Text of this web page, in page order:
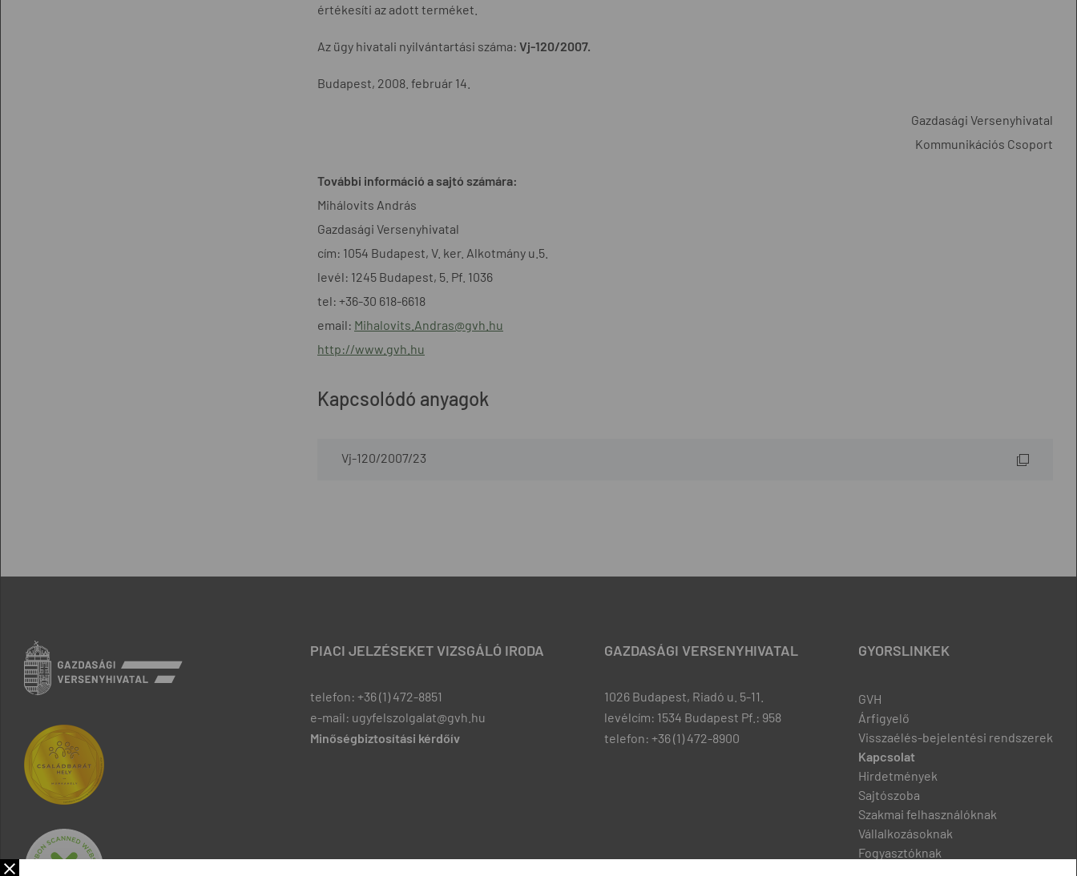
értékesíti az adott terméket.
Az ügy hivatali nyilvántartási száma: Vj-120/2007.
Budapest, 2008. február 14.
Gazdasági Versenyhivatal
Kommunikációs Csoport
További információ a sajtó számára:
Mihálovits András
Gazdasági Versenyhivatal
cím: 1054 Budapest, V. ker. Alkotmány u.5.
levél: 1245 Budapest, 5. Pf. 1036
tel: +36-30 618-6618
email: Mihalovits.Andras@gvh.hu
http://www.gvh.hu
Kapcsolódó anyagok
Vj-120/2007/23
PIACI JELZÉSEKET VIZSGÁLÓ IRODA
telefon: +36 (1) 472-8851
e-mail: ugyfelszolgalat@gvh.hu
Minőségbiztosítási kérdőív
GAZDASÁGI VERSENYHIVATAL
1026 Budapest, Riadó u. 5-11.
levélcím: 1534 Budapest Pf.: 958
telefon: +36 (1) 472-8900
GYORSLINKEK
GVH
Árfigyelő
Visszaélés-bejelentési rendszerek
Kapcsolat
Hirdetmények
Sajtószoba
Szakmai felhasználóknak
Vállalkozásoknak
Fogyasztóknak